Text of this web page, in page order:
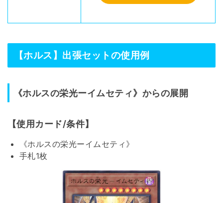
【ホルス】出張セットの使用例
《ホルスの栄光ーイムセティ》からの展開
【使用カード/条件】
《ホルスの栄光ーイムセティ》
手札1枚